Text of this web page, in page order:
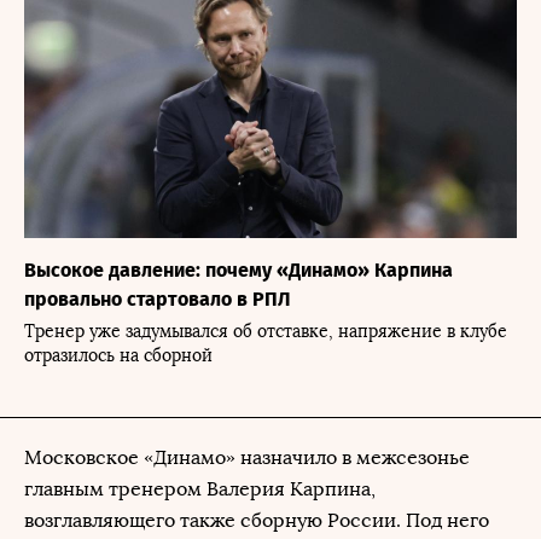
Высокое давление: почему «Динамо» Карпина
провально стартовало в РПЛ
Тренер уже задумывался об отставке, напряжение в клубе
отразилось на сборной
Московское «Динамо» назначило в межсезонье
главным тренером Валерия Карпина,
возглавляющего также сборную России. Под него